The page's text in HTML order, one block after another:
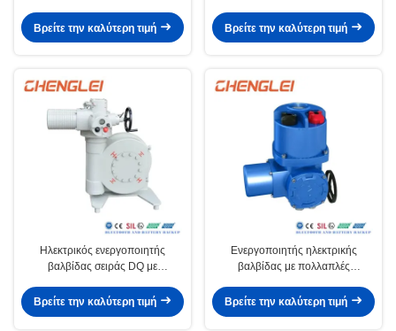
για εφαρμογές συνήθους
θερμοκρασίας
Βρείτε την καλύτερη τιμή
ενεργοποιητής για βαλβίδα
διακοπής
Βρείτε την καλύτερη τιμή
Ηλεκτρικός ενεργοποιητής
βαλβίδας σειράς DQ με
έτος για εφαρμογές κανονικής
Βρείτε την καλύτερη τιμή
Ενεργοποιητής ηλεκτρικής
βαλβίδας με πολλαπλές
βαλβίδα θύρας μαχαιριού με
παραγωγική ικανότητα 30000/
Βρείτε την καλύτερη τιμή